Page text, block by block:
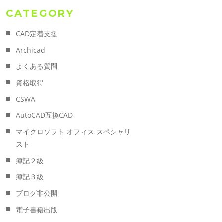
CATEGORY
CAD定着支援
Archicad
よくある質問
資格取得
CSWA
AutoCAD互換CAD
マイクロソフト オフィス スペシャリ
スト
簿記２級
簿記３級
ブログ非公開
電子書籍出版